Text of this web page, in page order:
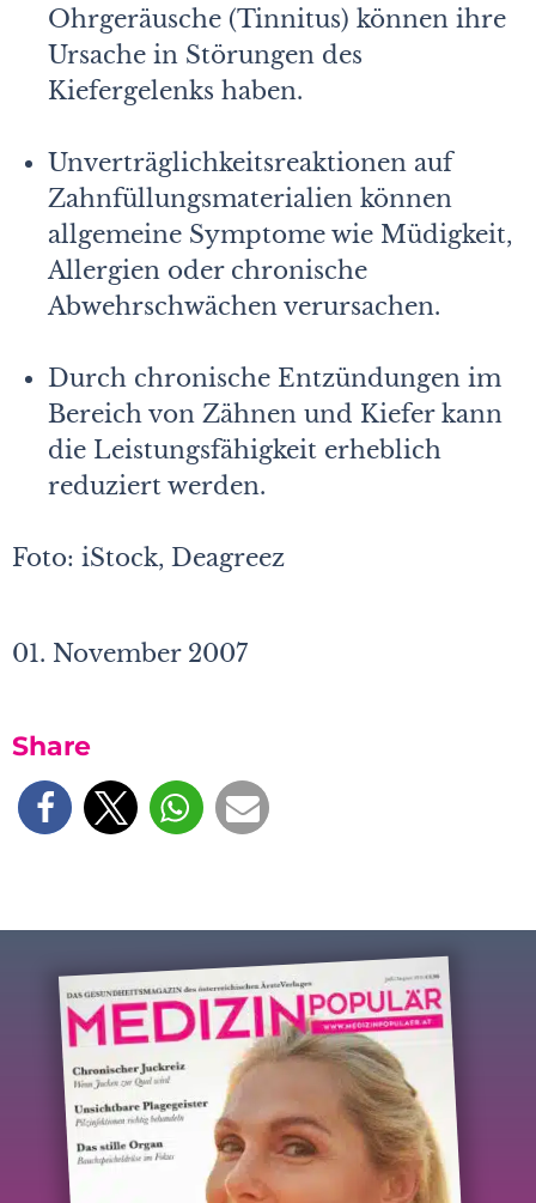
Ohrgeräusche (Tinnitus) können ihre
Ursache in Störungen des
Kiefergelenks haben.
Unverträglichkeitsreaktionen auf
Zahnfüllungsmaterialien können
allgemeine Symptome wie Müdigkeit,
Allergien oder chronische
Abwehrschwächen verursachen.
Durch chronische Entzündungen im
Bereich von Zähnen und Kiefer kann
die Leistungsfähigkeit erheblich
reduziert werden.
Foto: iStock, Deagreez
01. November 2007
Share